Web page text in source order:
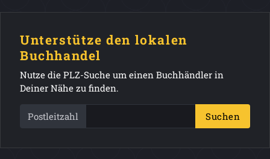
Unterstütze den lokalen
Buchhandel
Nutze die PLZ-Suche um einen Buchhändler in
Deiner Nähe zu finden.
Postleitzahl Suchen